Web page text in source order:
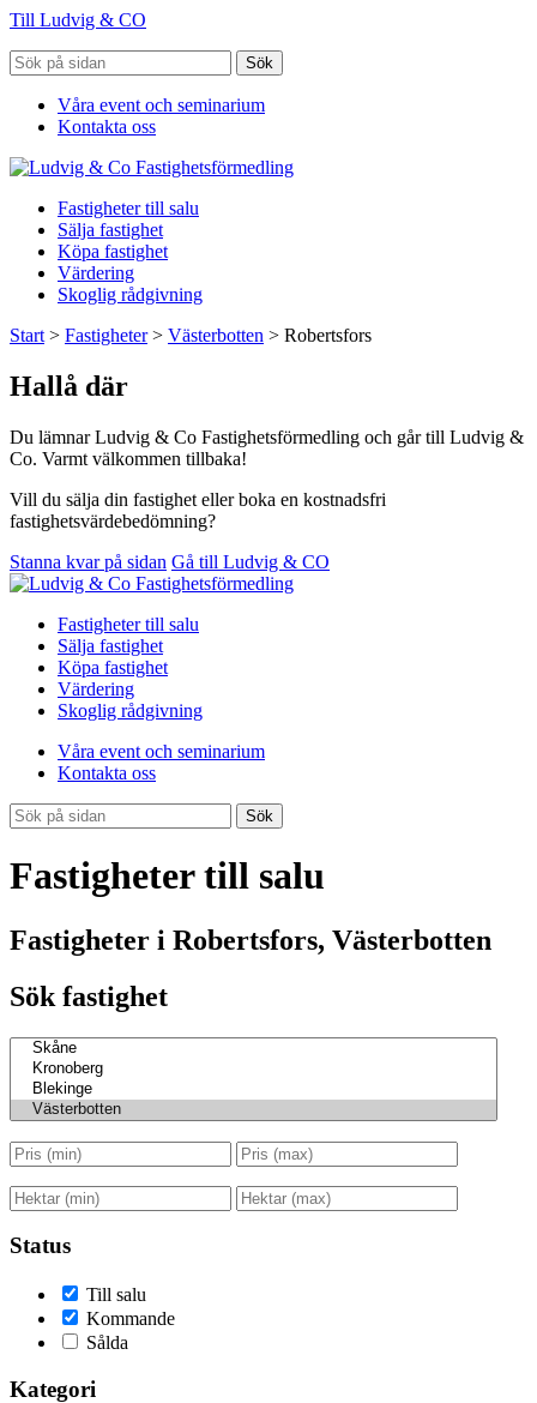
Till Ludvig & CO
Sök
Våra event och seminarium
Kontakta oss
Fastigheter till salu
Sälja fastighet
Köpa fastighet
Värdering
Skoglig rådgivning
Start > Fastigheter> Västerbotten > Robertsfors
Hallå där
Du lämnar Ludvig & Co Fastighetsförmedling och går till Ludvig &
Co. Varmt välkommen tillbaka!
Vill du sälja din fastighet eller boka en kostnadsfri
fastighetsvärdebedömning?
Stanna kvar på sidan Gå till Ludvig & CO
Fastigheter till salu
Sälja fastighet
Köpa fastighet
Värdering
Skoglig rådgivning
Våra event och seminarium
Kontakta oss
Sök
Fastigheter till salu
Fastigheter i Robertsfors, Västerbotten
Sök fastighet
Status
Till salu
Kommande
Sålda
Kategori